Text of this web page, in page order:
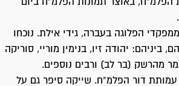
הפלמ"ח, באוצר תמונות הפלמ"ח ביום
הפלוגה בעברה, גידי אילת. נוכחו
ביניהם: יהודה זיו, בנימין מוריי, סוריקה
מהרשק (בר לב) ורבים נוספים.
דור הפלמ"ח. שייקה סיפר גם על